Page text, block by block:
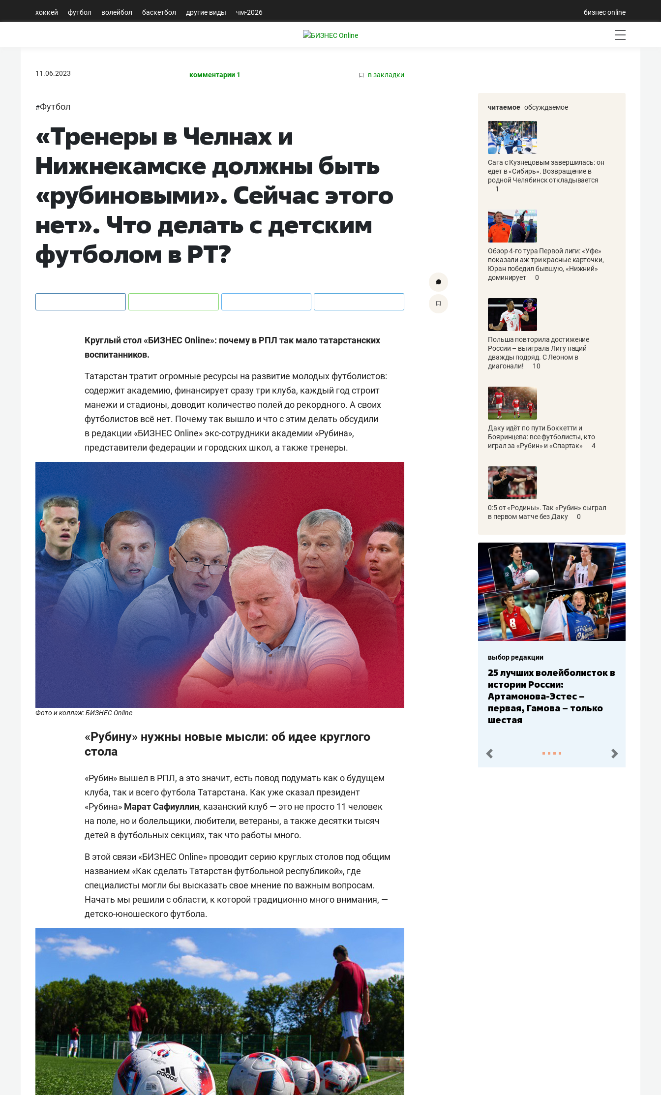
хоккей футбол волейбол баскетбол другие виды чм-2026 бизнес online
11.06.2023 комментарии 1 в закладки
#Футбол
«Тренеры в Челнах и
Нижнекамске должны быть
«рубиновыми». Сейчас этого
нет». Что делать с детским
футболом в РТ?
Круглый стол «БИЗНЕС Online»: почему в РПЛ так мало татарстанских
воспитанников.
Татарстан тратит огромные ресурсы на развитие молодых футболистов:
содержит академию, финансирует сразу три клуба, каждый год строит
манежи и стадионы, доводит количество полей до рекордного. А своих
футболистов всё нет. Почему так вышло и что с этим делать обсудили
в редакции «БИЗНЕС Online» экс-сотрудники академии «Рубина»,
представители федерации и городских школ, а также тренеры.
Фото и коллаж: БИЗНЕС Online
«Рубину» нужны новые мысли: об идее круглого
стола
«Рубин» вышел в РПЛ, а это значит, есть повод подумать как о будущем
клуба, так и всего футбола Татарстана. Как уже сказал президент
«Рубина» Марат Сафиуллин, казанский клуб — это не просто 11 человек
на поле, но и болельщики, любители, ветераны, а также десятки тысяч
детей в футбольных секциях, так что работы много.
В этой связи «БИЗНЕС Online» проводит серию круглых столов под общим
названием «Как сделать Татарстан футбольной республикой», где
специалисты могли бы высказать свое мнение по важным вопросам.
Начать мы решили с области, к которой традиционно много внимания, —
детско-юношеского футбола.
читаемое обсуждаемое
Сага с Кузнецовым завершилась: он
едет в «Сибирь». Возвращение в
родной Челябинск откладывается
1
Обзор 4-го тура Первой лиги: «Уфе»
показали аж три красные карточки,
Юран победил бывшую, «Нижний»
доминирует
0
Польша повторила достижение
России – выиграла Лигу наций
дважды подряд. С Леоном в
диагонали!
10
Даку идёт по пути Боккетти и
Бояринцева: все футболисты, кто
играл за «Рубин» и «Спартак»
4
0:5 от «Родины». Так «Рубин» сыграл
в первом матче без Даку
0
выбор редакции
Бюджеты клубов КХЛ: СКА
– главный мажор, «Ак
Барс» – второй, «Салават
Юлаев» – середняк
пред. след.